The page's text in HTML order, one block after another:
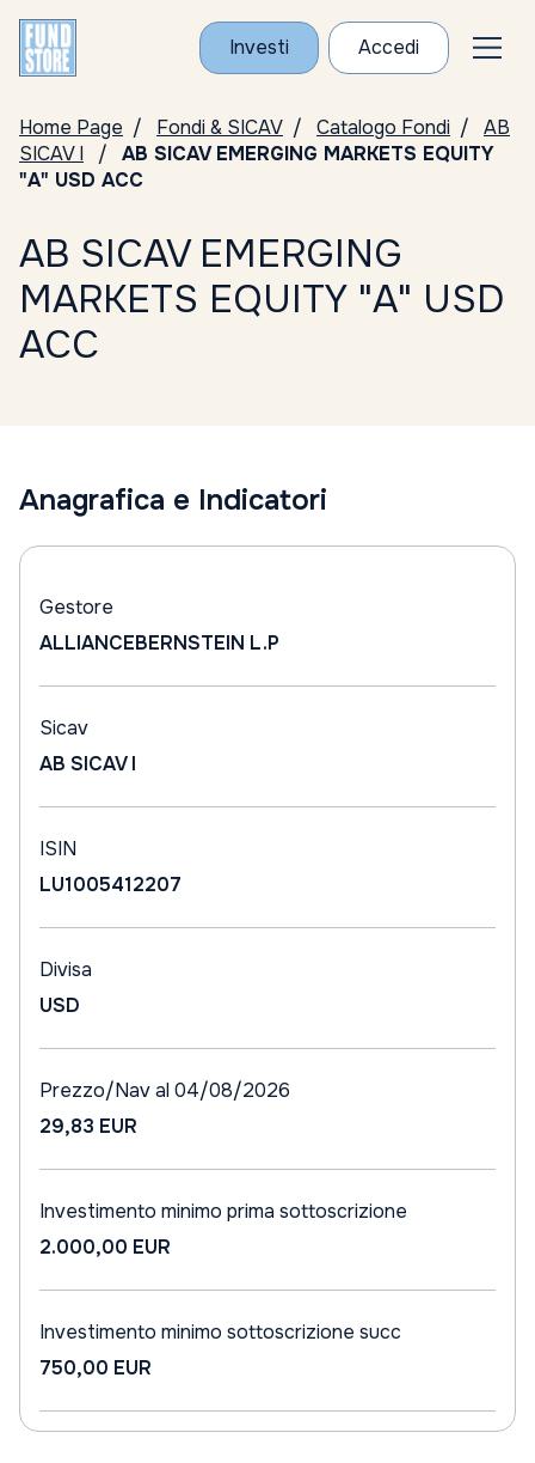
Investi Accedi
Home Page Fondi & SICAV Catalogo Fondi
AB
SICAV I
AB SICAV EMERGING MARKETS EQUITY
"A" USD ACC
AB SICAV EMERGING
MARKETS EQUITY "A" USD
ACC
Anagrafica e Indicatori
Gestore
ALLIANCEBERNSTEIN L.P
Sicav
AB SICAV I
ISIN
LU1005412207
Divisa
USD
Prezzo/Nav al 04/08/2026
29,83 EUR
Investimento minimo prima sottoscrizione
2.000,00 EUR
Investimento minimo sottoscrizione succ
750,00 EUR